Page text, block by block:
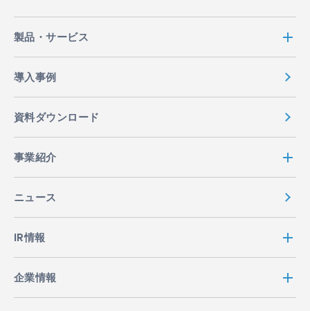
製品・サービス
導入事例
資料ダウンロード
事業紹介
ニュース
IR情報
企業情報